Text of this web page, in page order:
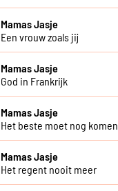
Mamas Jasje
Een vrouw zoals jij
Mamas Jasje
God in Frankrijk
Mamas Jasje
Het beste moet nog komen
Mamas Jasje
Het regent nooit meer